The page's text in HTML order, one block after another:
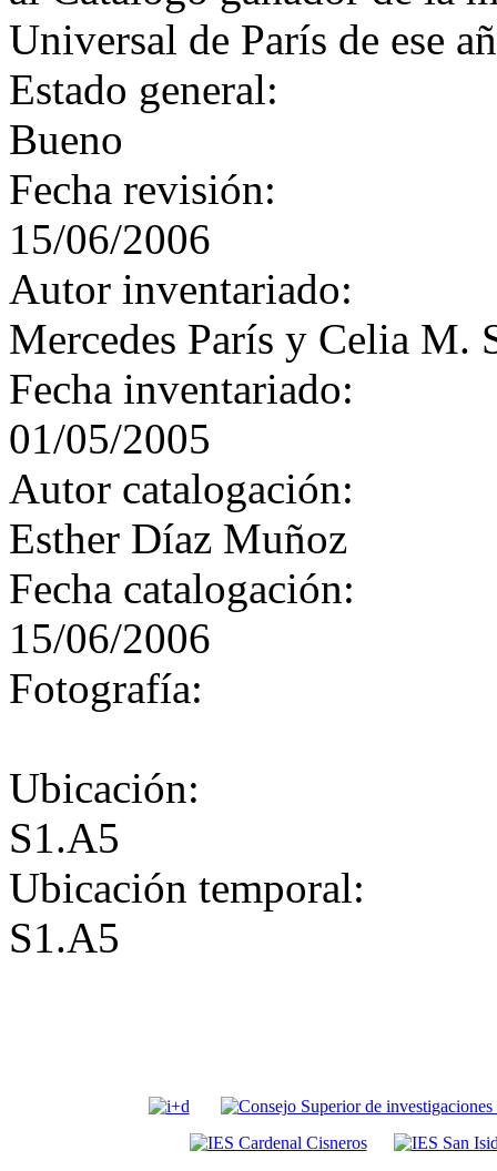
Universal de París de ese
Estado general:
Bueno
Fecha revisión:
15/06/2006
Autor inventariado:
Mercedes París y Celia M.
Fecha inventariado:
01/05/2005
Autor catalogación:
Esther Díaz Muñoz
Fecha catalogación:
15/06/2006
Fotografía:
Ubicación:
S1.A5
Ubicación temporal:
S1.A5